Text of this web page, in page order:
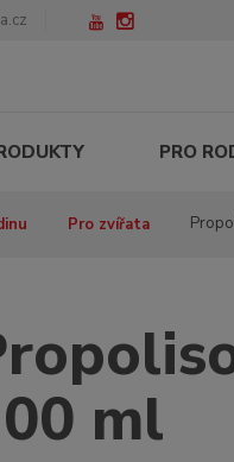
PRO
Pro zvířata
ml